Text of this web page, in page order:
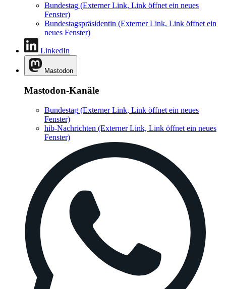
Bundestag (Externer Link, Link öffnet ein neues
Fenster)
Bundestagspräsidentin (Externer Link, Link öffnet ein
neues Fenster)
LinkedIn
Mastodon
Mastodon-Kanäle
Bundestag (Externer Link, Link öffnet ein neues
Fenster)
hib-Nachrichten (Externer Link, Link öffnet ein neues
Fenster)